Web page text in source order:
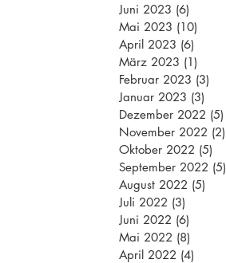
Juni 2023 (6)
Mai 2023 (10)
April 2023 (6)
März 2023 (1)
Februar 2023 (3)
Januar 2023 (3)
Dezember 2022 (5)
November 2022 (2)
Oktober 2022 (5)
September 2022 (5)
August 2022 (5)
Juli 2022 (3)
Juni 2022 (6)
Mai 2022 (8)
April 2022 (4)